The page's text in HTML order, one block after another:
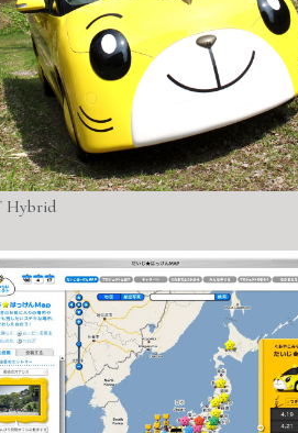
Hybrid